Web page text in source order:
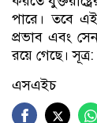
পারে। তবে এই
প্রভাব এবং
রয়ে গেছে।
এসএইচ